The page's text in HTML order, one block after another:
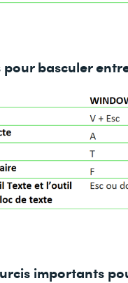
pour basculer
importants